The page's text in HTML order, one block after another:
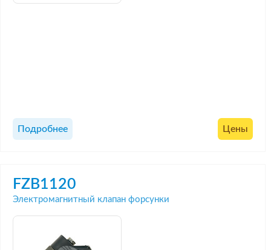
Подробнее Цены
FZB1120
Электромагнитный клапан форсунки